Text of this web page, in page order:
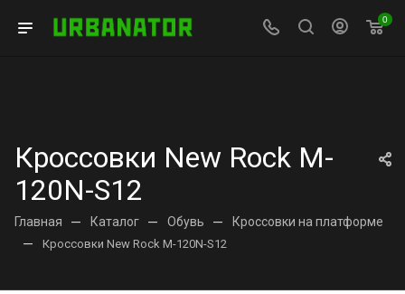
0
Кроссовки New Rock M-
120N-S12
Главная — Каталог — Обувь — Кроссовки на платформе
— Кроссовки New Rock M-120N-S12